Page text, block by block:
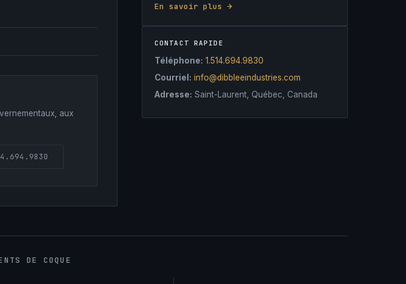
aux
En savoir plus →
CONTACT RAPIDE
Téléphone: 1.514.694.9830
Courriel: info@dibbleeindustries.com
Adresse: Saint-Laurent, Québec, Canada
DE COQUE